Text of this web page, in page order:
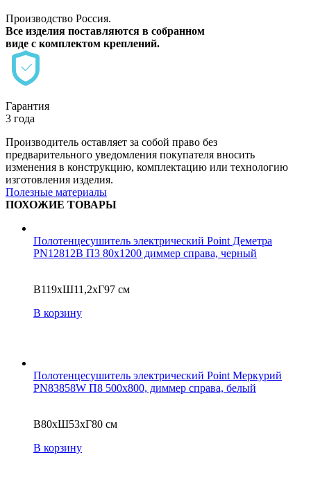
Производство Россия.
Все изделия поставляются в собранном
виде с комплектом креплений.
Гарантия
3 года
Производитель оставляет за собой право без
предварительного уведомления покупателя вносить
изменения в конструкцию, комплектацию или технологию
изготовления изделия.
Полезные материалы
ПОХОЖИЕ ТОВАРЫ
Полотенцесушитель электрический Point Деметра
PN12812B П3 80x1200 диммер справа, черный
В119xШ11,2xГ97 см
В корзину
Полотенцесушитель электрический Point Меркурий
PN83858W П8 500x800, диммер справа, белый
В80xШ53xГ80 см
В корзину